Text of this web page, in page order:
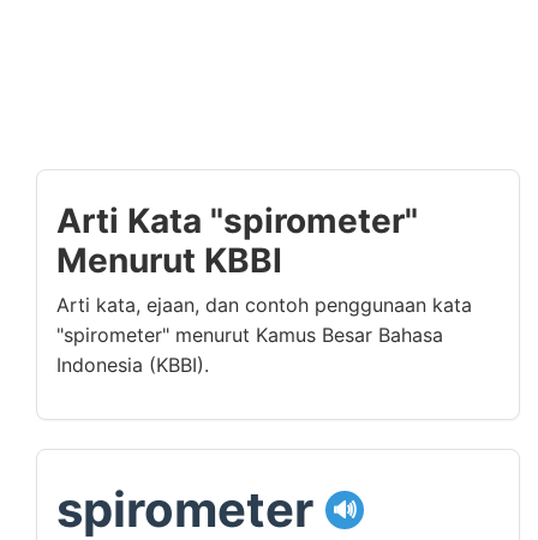
Arti Kata "spirometer"
Menurut KBBI
Arti kata, ejaan, dan contoh penggunaan kata
"spirometer" menurut Kamus Besar Bahasa
Indonesia (KBBI).
spirometer 🔊